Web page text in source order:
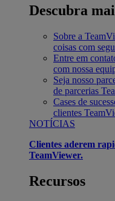
Descubra
Sobre a
coisas com
Entre em
com nossa
Seja nosso
de parcerias
Cases de
clientes
NOTÍCIAS
Clientes aderem
TeamViewer.
Recursos